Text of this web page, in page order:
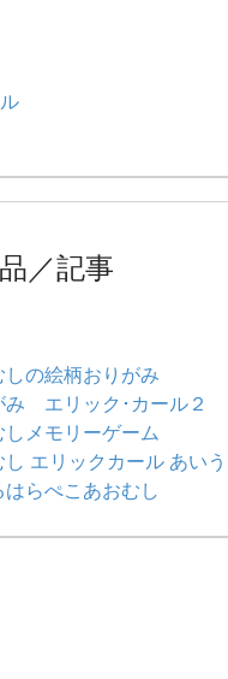
／記事
の絵柄おりがみ
み エリック･カール２
メモリーゲーム
エリックカール あい
らぺこあおむし